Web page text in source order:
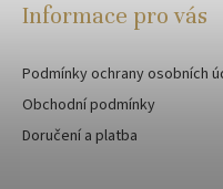
Informace pro vás
Podmínky ochrany osobních
Obchodní podmínky
Doručení a platba